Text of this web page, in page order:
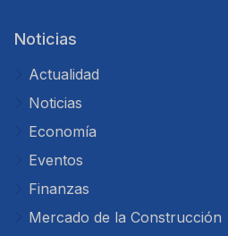
Noticias
Actualidad
Noticias
Economía
Eventos
Finanzas
Mercado de la Construcción